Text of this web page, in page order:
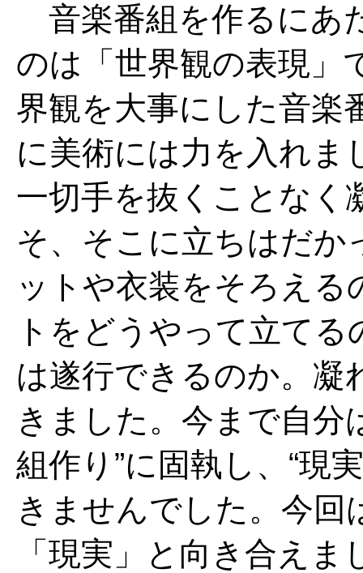
音楽番組を作るにあ
のは「世界観の表現」
界観を大事にした音楽
に美術には力を入れま
一切手を抜くことなく
そ、そこに立ちはだか
ットや衣装をそろえ
トをどうやって立て
は遂行できるのか。凝
きました。今まで自分
組作り”に固執し、“現
きませんでした。今
「現実」と向き合え